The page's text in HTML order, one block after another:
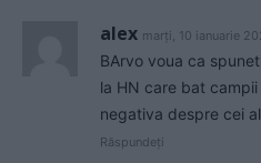
alex marți, 10 ianuarie
BArvo voua ca
la HN care bat
negativa despre cei
Răspundeți